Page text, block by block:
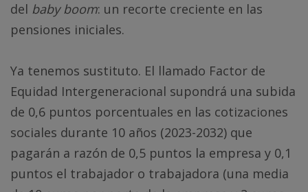
del baby boom: un recorte creciente en las
pensiones iniciales.
Ya tenemos sustituto. El llamado Factor de
Equidad Intergeneracional supondrá una subida
de 0,6 puntos porcentuales en las cotizaciones
sociales durante 10 años (2023-2032) que
pagarán a razón de 0,5 puntos la empresa y 0,1
puntos el trabajador o trabajadora (una media